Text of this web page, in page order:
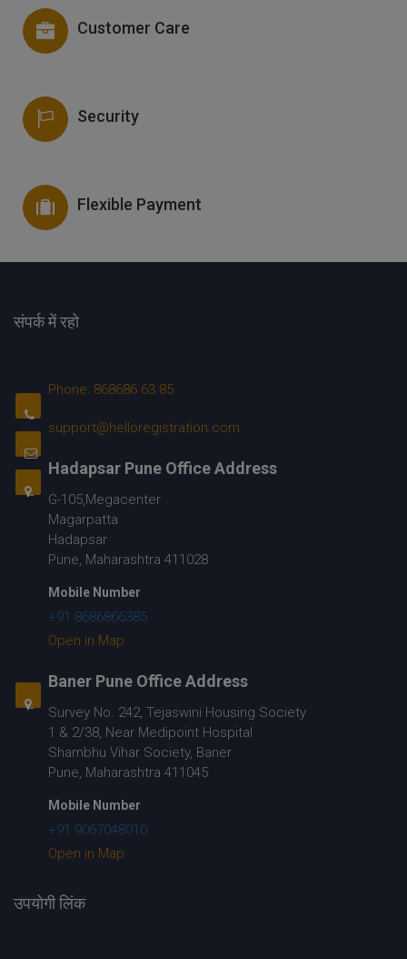
Customer Care
Security
Flexible Payment
संपर्क में रहो
Phone: 868686 63 85
support@helloregistration.com
Hadapsar Pune Office Address
G-105,Megacenter
Magarpatta
Hadapsar
Pune, Maharashtra 411028
Mobile Number
+91 8686866385
Open in Map
Baner Pune Office Address
Survey No. 242, Tejaswini Housing Society
1 & 2/38, Near Medipoint Hospital
Shambhu Vihar Society, Baner
Pune, Maharashtra 411045
Mobile Number
+91 9067048010
Open in Map
उपयोगी लिंक